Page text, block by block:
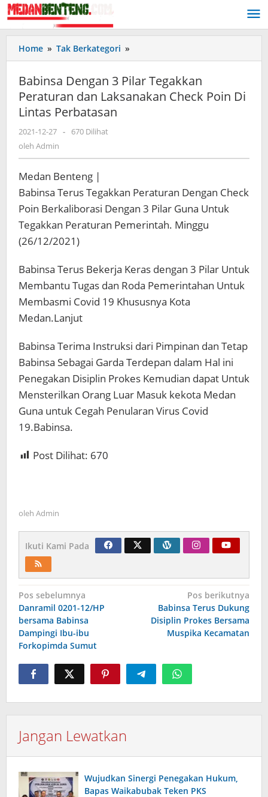
Lewati
ke
konten
Home » Tak Berkategori »
Dengan
Pilar
Tegakkan
Poin
Lintas
Perbatasan
Babinsa Dengan 3 Pilar Tegakkan
Peraturan dan Laksanakan Check Poin Di
Lintas Perbatasan
2021-12-27 oleh
-
670 Dilihat
oleh Admin
Medan Benteng |
Babinsa Terus Tegakkan Peraturan Dengan Check
Poin Berkaliborasi Dengan 3 Pilar Guna Untuk
Tegakkan Peraturan Pemerintah. Minggu
(26/12/2021)
Babinsa Terus Bekerja Keras dengan 3 Pilar Untuk
Membantu Tugas dan Roda Pemerintahan Untuk
Membasmi Covid 19 Khususnya Kota
Medan.Lanjut
Babinsa Terima Instruksi dari Pimpinan dan Tetap
Babinsa Sebagai Garda Terdepan dalam Hal ini
Penegakan Disiplin Prokes Kemudian dapat Untuk
Mensterilkan Orang Luar Masuk kekota Medan
Guna untuk Cegah Penularan Virus Covid
19.Babinsa.
Post Dilihat: 670
oleh Admin
Ikuti Kami Pada
Navigasi
pos
Pos sebelumnya
Danramil 0201-12/HP
bersama Babinsa
Dampingi Ibu-ibu
Forkopimda Sumut
Pos berikutnya
Babinsa Terus Dukung
Disiplin Prokes Bersama
Muspika Kecamatan
Jangan Lewatkan
Wujudkan Sinergi Penegakan Hukum,
Bapas Waikabubak Teken PKS